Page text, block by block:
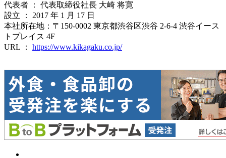
代表者 ： 代表取締役社長 大崎 将寛
設立 ： 2017 年 1 月 17 日
本社所在地：〒150-0002 東京都渋谷区渋谷 2-6-4 渋谷イース
トプレイス 4F
URL ： https://www.kikagaku.co.jp/